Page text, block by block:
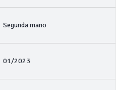
Segunda mano
01/2023